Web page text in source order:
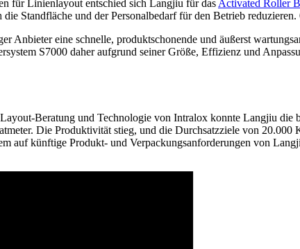
für Linienlayout entschied sich Langjiu für das Activated Roller
Standfläche und der Personalbedarf für den Betrieb
Anbieter eine schnelle, produktschonende und äußerst
S7000 daher aufgrund seiner Größe, Effizienz und
Beratung und Technologie von Intralox konnte Langjiu die
Die Produktivität stieg, und die Durchsatzziele von
auf künftige Produkt- und Verpackungsanforderungen von